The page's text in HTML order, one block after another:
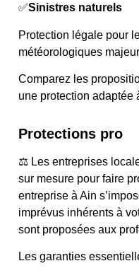
✅Sinistres naturels
Protection légale pour
météorologiques
Comparez les
une protection adaptée
Protections pro
⚖️ Les entreprises
sur mesure pour faire
entreprise à Ain
imprévus inhérents à
sont proposées aux
Les garanties